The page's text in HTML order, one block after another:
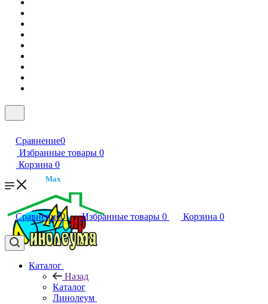
Сравнение0
Избранные товары 0
Корзина 0
Max
Сравнение0 Избранные товары 0 Корзина 0
Каталог
Назад
Каталог
Линолеум